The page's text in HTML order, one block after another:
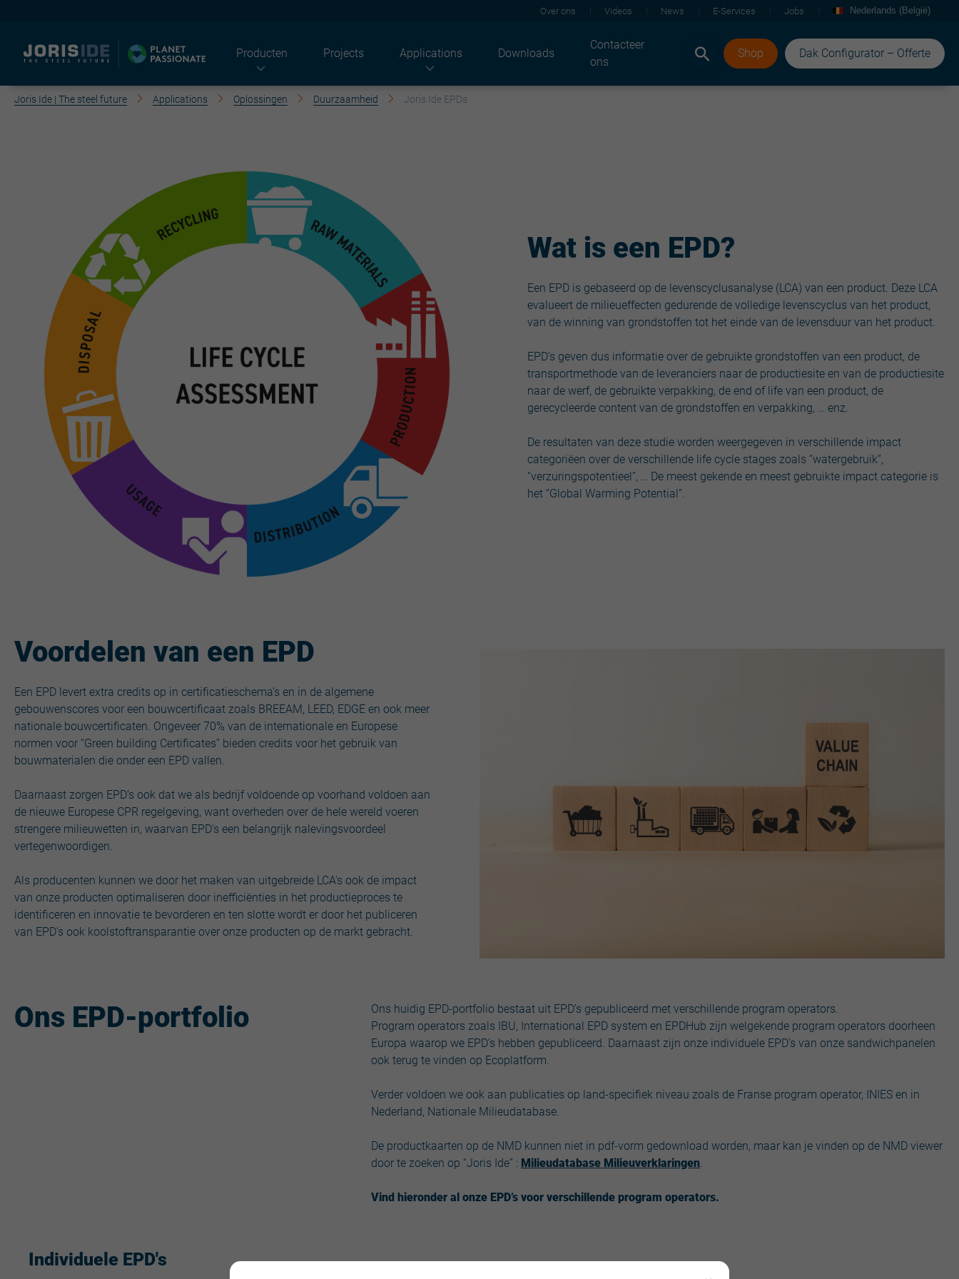
Producten
Metalstuds
Lichtoplossingen
Iderail
Toebehoren
Projects Applications
Onze sectoren
Openbare gebouwen
Coatings
Architecturaal
Downloads
Contacteer
ons
Shop Dak Configurator – Offerte
Over ons Videos News E-Services Jobs Nederlands (België)
Joris Ide | The steel future Applications Oplossingen Duurzaamheid Joris Ide EPDs
Wat is een EPD?
Een EPD is gebaseerd op de levenscyclusanalyse (LCA) van een product. Deze LCA
evalueert de milieueffecten gedurende de volledige levenscyclus van het product,
van de winning van grondstoffen tot het einde van de levensduur van het product.
EPD’s geven dus informatie over de gebruikte grondstoffen van een product, de
transportmethode van de leveranciers naar de productiesite en van de productiesite
naar de werf, de gebruikte verpakking, de end of life van een product, de
gerecycleerde content van de grondstoffen en verpakking, … enz.
De resultaten van deze studie worden weergegeven in verschillende impact
categoriëen over de verschillende life cycle stages zoals “watergebruik”,
“verzuringspotentieel”, … De meest gekende en meest gebruikte impact categorie is
het “Global Warming Potential”.
Voordelen van een EPD
Een EPD levert extra credits op in certificatieschema’s en in de algemene
gebouwenscores voor een bouwcertificaat zoals BREEAM, LEED, EDGE en ook meer
nationale bouwcertificaten. Ongeveer 70% van de internationale en Europese
normen voor “Green building Certificates” bieden credits voor het gebruik van
bouwmaterialen die onder een EPD vallen.
Daarnaast zorgen EPD’s ook dat we als bedrijf voldoende op voorhand voldoen aan
de nieuwe Europese CPR regelgeving, want overheden over de hele wereld voeren
strengere milieuwetten in, waarvan EPD's een belangrijk nalevingsvoordeel
vertegenwoordigen.
Als producenten kunnen we door het maken van uitgebreide LCA’s ook de impact
van onze producten optimaliseren door inefficiënties in het productieproces te
identificeren en innovatie te bevorderen en ten slotte wordt er door het publiceren
van EPD’s ook koolstoftransparantie over onze producten op de markt gebracht.
Ons EPD-portfolio
Ons huidig EPD-portfolio bestaat uit EPD’s gepubliceerd met verschillende program operators.
Program operators zoals IBU, International EPD system en EPDHub zijn welgekende program operators doorheen
Europa waarop we EPD’s hebben gepubliceerd. Daarnaast zijn onze individuele EPD’s van onze sandwichpanelen
ook terug te vinden op Ecoplatform.
Verder voldoen we ook aan publicaties op land-specifiek niveau zoals de Franse program operator, INIES en in
Nederland, Nationale Milieudatabase.
De productkaarten op de NMD kunnen niet in pdf-vorm gedownload worden, maar kan je vinden op de NMD viewer
door te zoeken op “Joris Ide” : Milieudatabase Milieuverklaringen.
Vind hieronder al onze EPD’s voor verschillende program operators.
Individuele EPD's